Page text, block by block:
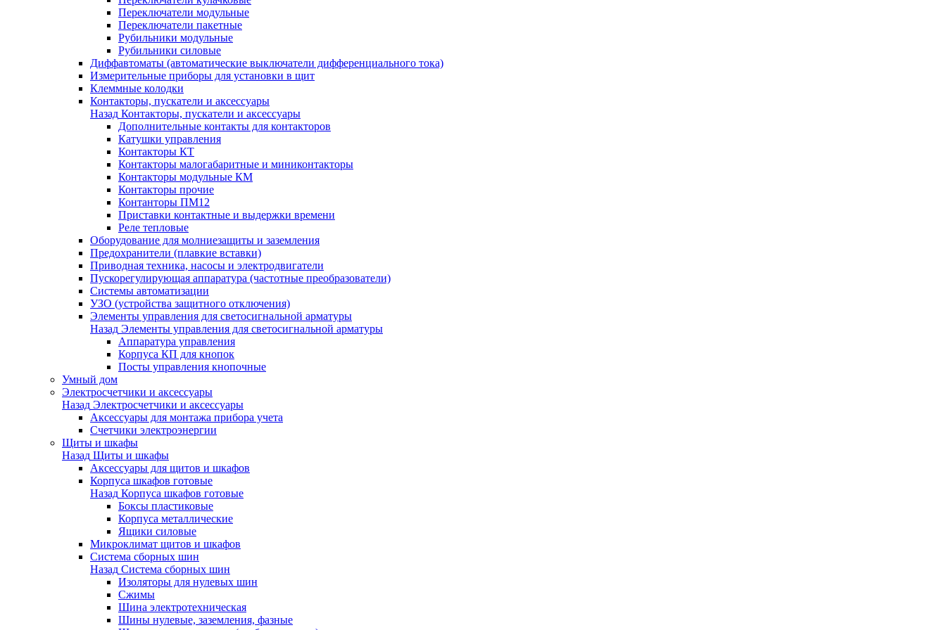
Переключатели модульные
Переключатели пакетные
Рубильники модульные
Рубильники силовые
Диффавтоматы (автоматические выключатели дифференциального тока)
Измерительные приборы для установки в щит
Клеммные колодки
Контакторы, пускатели и аксессуары
Назад Контакторы, пускатели и аксессуары
Дополнительные контакты для контакторов
Катушки управления
Контакторы КТ
Контакторы малогабаритные и миниконтакторы
Контакторы модульные КМ
Контакторы прочие
Контанторы ПМ12
Приставки контактные и выдержки времени
Реле тепловые
Оборудование для молниезащиты и заземления
Предохранители (плавкие вставки)
Приводная техника, насосы и электродвигатели
Пускорегулирующая аппаратура (частотные преобразователи)
Системы автоматизации
УЗО (устройства защитного отключения)
Элементы управления для светосигнальной арматуры
Назад Элементы управления для светосигнальной арматуры
Аппаратура управления
Корпуса КП для кнопок
Посты управления кнопочные
Умный дом
Электросчетчики и аксессуары
Назад Электросчетчики и аксессуары
Аксессуары для монтажа прибора учета
Счетчики электроэнергии
Щиты и шкафы
Назад Щиты и шкафы
Аксессуары для щитов и шкафов
Корпуса шкафов готовые
Назад Корпуса шкафов готовые
Боксы пластиковые
Корпуса металлические
Ящики силовые
Микроклимат щитов и шкафов
Система сборных шин
Назад Система сборных шин
Изоляторы для нулевых шин
Сжимы
Шина электротехническая
Шины нулевые, заземления, фазные